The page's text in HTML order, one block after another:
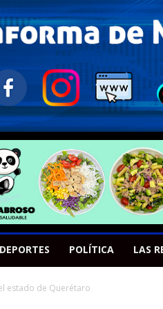
DEPORTES POLÍTICA LAS
estado de Querétaro